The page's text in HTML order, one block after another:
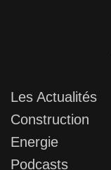
Les Actualités
Construction
Energie
Podcasts